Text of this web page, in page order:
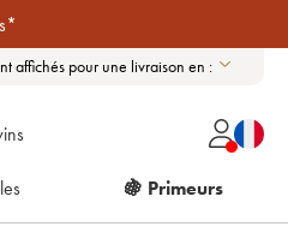
affichés pour une livraison en :
🍇 Primeurs